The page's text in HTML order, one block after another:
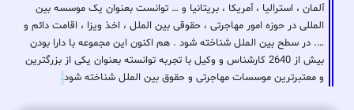
آلمان ، استرالیا ، آمریکا ، بریتانیا و … توانست بعنوان یک موسسه بین
المللی در حوزه امور مهاجرتی ، حقوقی بین الملل ، اخذ ویزا ، اقامت دائم و
…. در سطح بین الملل شناخته شود . هم اکنون این مجموعه با دارا بودن
بیش از 2640 کارشناس و وکیل با تجربه توانسته بعنوان یکی از بزرگترین
و معتبرترین موسسات مهاجرتی و حقوق بین الملل شناخته شود.